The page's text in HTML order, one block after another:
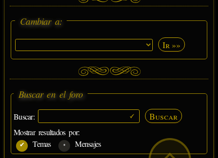
Cambiar a:
Ir »»
Buscar en el foro
Buscar: Buscar
Mostrar resultados por:
Temas
Mensajes